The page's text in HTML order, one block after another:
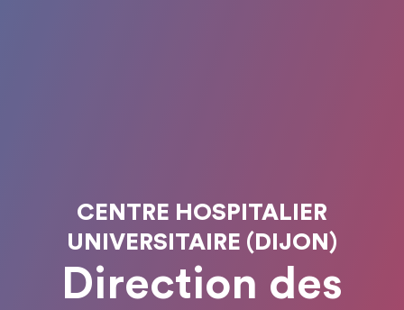
CENTRE HOSPITALIER
UNIVERSITAIRE (DIJON)
Direction des